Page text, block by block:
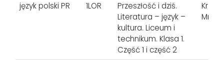
język polski PR 1LOR
Przeszłość i dziś.
Literatura – język –
kultura. Liceum i
technikum. Klasa 1.
Część 1 i część 2